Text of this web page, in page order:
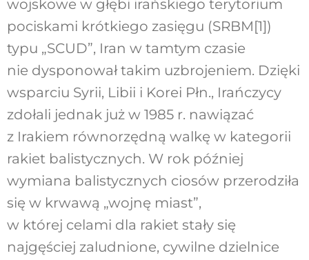
wojskowe w głębi irańskiego terytorium
pociskami krótkiego zasięgu (SRBM [1])
typu „SCUD”, Iran w tamtym czasie
nie dysponował takim uzbrojeniem. Dzięki
wsparciu Syrii, Libii i Korei Płn., Irańczycy
zdołali jednak już w 1985 r. nawiązać
z Irakiem równorzędną walkę w kategorii
rakiet balistycznych. W rok później
wymiana balistycznych ciosów przerodziła
się w krwawą „wojnę miast”,
w której celami dla rakiet stały się
najgęściej zaludnione, cywilne dzielnice